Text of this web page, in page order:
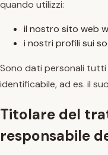
quando utilizzi:
il nostro sito web
i nostri profili sui
Sono dati personali tutti
identificabile, ad es. il
Titolare del
responsabile